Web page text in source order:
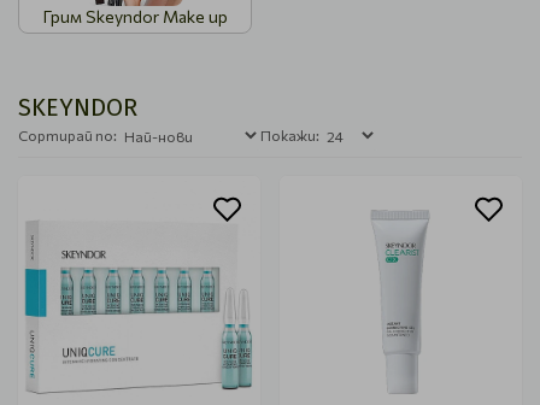
Грим Skeyndor Make up
SKEYNDOR
Сортирай по: Покажи: